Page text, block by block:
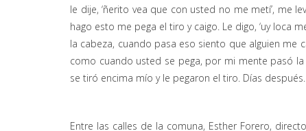
le dije, ‘ñerito vea que con usted no me metí’, me
hago esto me pega el tiro y caigo. Le digo, ‘uy loca
la cabeza, cuando pasa eso siento que alguien me
como cuando usted se pega, por mi mente pasó
se tiró encima mío y le pegaron el tiro. Días después.
Entre las calles de la comuna, Esther Forero,